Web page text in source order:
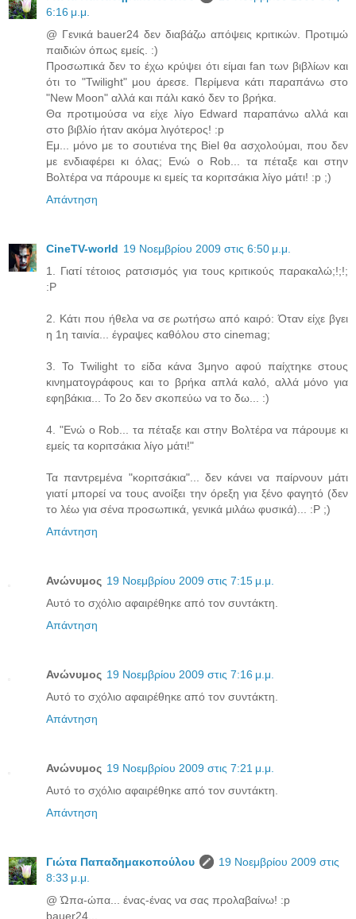
6:16 μ.μ.
@ Γενικά bauer24 δεν διαβάζω απόψεις κριτικών. Προτιμώ
παιδιών όπως εμείς. :)
Προσωπικά δεν το έχω κρύψει ότι είμαι fan των βιβλίων και
ότι το "Twilight" μου άρεσε. Περίμενα κάτι παραπάνω στο
"New Moon" αλλά και πάλι κακό δεν το βρήκα.
Θα προτιμούσα να είχε λίγο Edward παραπάνω αλλά και
στο βιβλίο ήταν ακόμα λιγότερος! :p
Εμ... μόνο με το σουτιένα της Biel θα ασχολούμαι, που δεν
με ενδιαφέρει κι όλας; Ενώ ο Rob... τα πέταξε και στην
Βολτέρα να πάρουμε κι εμείς τα κοριτσάκια λίγο μάτι! :p ;)
Απάντηση
CineTV-world 19 Νοεμβρίου 2009 στις 6:50 μ.μ.
1. Γιατί τέτοιος ρατσισμός για τους κριτικούς παρακαλώ;!;!;
:P
2. Κάτι που ήθελα να σε ρωτήσω από καιρό: Όταν είχε βγει
η 1η ταινία... έγραψες καθόλου στο cinemag;
3. Το Twilight το είδα κάνα 3μηνο αφού παίχτηκε στους
κινηματογράφους και το βρήκα απλά καλό, αλλά μόνο για
εφηβάκια... Το 2ο δεν σκοπεύω να το δω... :)
4. "Ενώ ο Rob... τα πέταξε και στην Βολτέρα να πάρουμε κι
εμείς τα κοριτσάκια λίγο μάτι!"
Τα παντρεμένα "κοριτσάκια"... δεν κάνει να παίρνουν μάτι
γιατί μπορεί να τους ανοίξει την όρεξη για ξένο φαγητό (δεν
το λέω για σένα προσωπικά, γενικά μιλάω φυσικά)... :P ;)
Απάντηση
Ανώνυμος 19 Νοεμβρίου 2009 στις 7:15 μ.μ.
Αυτό το σχόλιο αφαιρέθηκε από τον συντάκτη.
Απάντηση
Ανώνυμος 19 Νοεμβρίου 2009 στις 7:16 μ.μ.
Αυτό το σχόλιο αφαιρέθηκε από τον συντάκτη.
Απάντηση
Ανώνυμος 19 Νοεμβρίου 2009 στις 7:21 μ.μ.
Αυτό το σχόλιο αφαιρέθηκε από τον συντάκτη.
Απάντηση
Γιώτα Παπαδημακοπούλου
19 Νοεμβρίου 2009 στις
8:33 μ.μ.
@ Ώπα-ώπα... ένας-ένας να σας προλαβαίνω! :p
bauer24...